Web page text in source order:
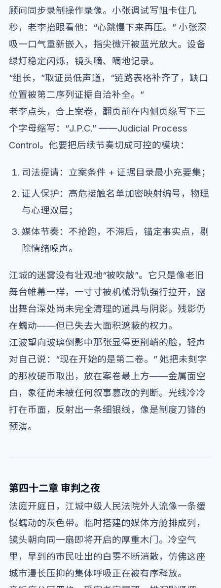
顾问同步录制操作录像。小张调试写阻卡住几
秒，老李抬眼看他：“心跳慢下来再压。” 小张深
吸一口气重新嵌入，指尖微汗被蓝光放大。设备
绿灯稳定闪烁，镜头嘀、嘀地记录。
“组长，”取证员低声道，“链路表格补齐了，缺口
位置被第二序列证据自洽补全。”
老李点头，合上案卷，翻页前在内侧页缘写下三
个字母缩写：“J.P.C.” ——Judicial Process
Control。他要把后续节奏切成可控的模块：
司法提请：立案条件 + 证据目录最小充要集；
证人保护：高危接触名单加密映射编号，物理
与心理双层；
媒体节奏：不抢跑，不滞后，锚定事实点，剔
除情绪噪声。
江城的迷雾没有壮观地“被吹散”。它只是像老旧
舞台帷幕一样，一寸寸被机械滑轨强行拉开，露
出舞台深处尚未完全清理的道具与阴影。残影仍
在蠕动——但已失去大面积遮蔽的权力。
江波望向玻璃倒影中那张显得更削峭的脸，轻声
对自己说：“现在开始的是第二卷。” 她把未刻字
的那枚硬币取出，放在案卷最上方——金属面空
白，象征尚未被任何叙事篡改的判断。光线冷冷
打在币面，反射出一条细银线，像是制度刀锋的
预演。
第四十二章 审判之夜
法庭开庭日，江城中级人民法院外人流像一条缓
慢蠕动的灰色带。临时搭建的媒体方舱排成列，
镜头朝向同一扇即将开启的厚重木门。冷空气
里，早到的市民吐出的白雾不断消散，仿佛这座
城市漫长压抑的集体呼吸正在被有序释放。